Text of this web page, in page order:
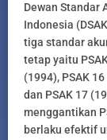
Dewan Standar
Indonesia
tiga standar
tetap yaitu
(1994), PSAK
dan PSAK 17
menggantikan
berlaku efektif